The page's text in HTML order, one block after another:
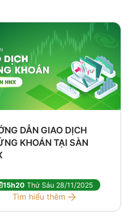
DẪN GIAO DỊCH
KHOÁN TẠI SÀN
15h20 Thứ Sáu 28/11/2025
Tìm hiểu thêm